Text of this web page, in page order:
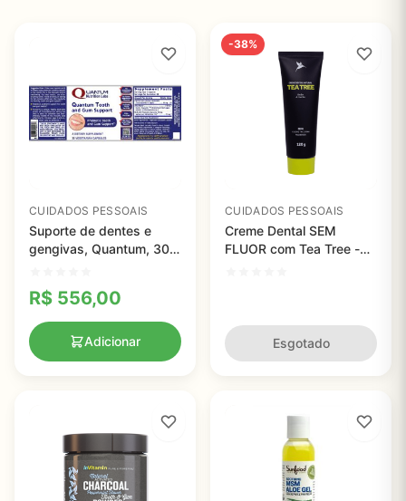
CUIDADOS PESSOAIS
Suporte de dentes e
gengivas, Quantum, 30
R$ 556,00
Adicionar
-38%
CUIDADOS PESSOAIS
Creme Dental SEM
FLUOR com Tea Tree -
Esgotado